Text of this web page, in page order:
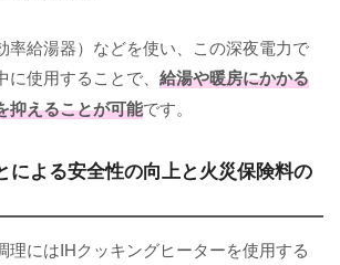
率給湯器）などを使い、この深夜電力で
使用することで、 給湯や暖房にかかる
抑えることが可能です。
による安全性の向上と火災保険料の
理にはIHクッキングヒーターを使用する